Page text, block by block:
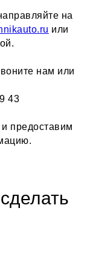
на
или
нам или
43
предоставим